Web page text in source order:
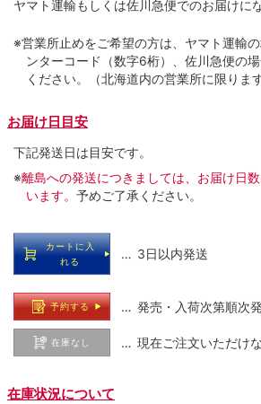
ヤマト運輸もしくは佐川急便でのお届けに
※営業所止めをご希望の方は、ヤマト運輸
ンターコード（数字6桁）、佐川急便の
ください。（北海道内の営業所に限ります
お届け日目安
下記発送日は目安です。
※離島への発送につきましては、お届け日
います。 予めご了承ください。
カートに入
れる
… 3日以内発送
予約する … 発売・入荷次第順次
在庫なし … 現在ご注文いただけ
在庫状況について